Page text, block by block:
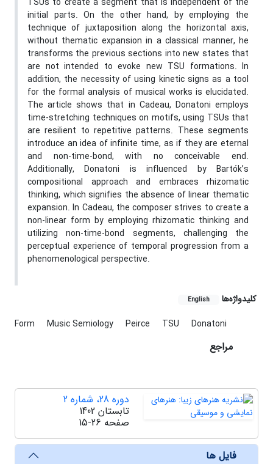
initial parts. On the other hand, by employing the
technique of juxtaposition along the horizontal axis,
without thematic expansion in a classical manner, he
transforms the previous sections into new states that
are not intended to evoke new TSU formations. In
addition, the necessity of using kinetic signs as a tool
for the formal analysis of musical works is elucidated.
The article shows that in Cadeau, Donatoni employs
time-stretching techniques on motifs, using TSUs that
are resilient to repetitive patterns. These segments
introduce an idea of infinite time, as if they are eternal
and non-time-bond, with no conceivable end.
Additionally, Donatoni is influenced by Bartók’s
compositional approach and embraces rhizomatic
thinking, which signifies the absence of linear thematic
expansion. In Cadeau, the composer strives to create a
non-linear form by employing rhizomatic thinking and
utilizing non-time-bond segments, challenging the
perceptual experience of temporal progression from a
phenomenological perspective.
کلیدواژه‌ها English
Form Music Semiology Peirce TSU Donatoni
مراجع
دوره 28، شماره 2
تابستان 1402
صفحه 15-26
فایل ها